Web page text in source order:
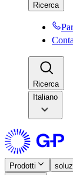
Ricerca​​
Ricerca​​
Italiano
Prodotti​​